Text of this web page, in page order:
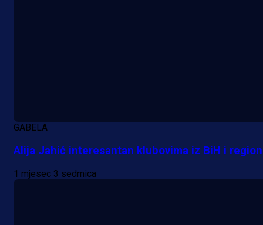
GABELA
Alija Jahić interesantan klubovima iz BiH i
1 mjesec 3 sedmica